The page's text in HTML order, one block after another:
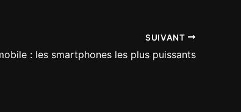
SUIVANT
: les smartphones les plus puissants